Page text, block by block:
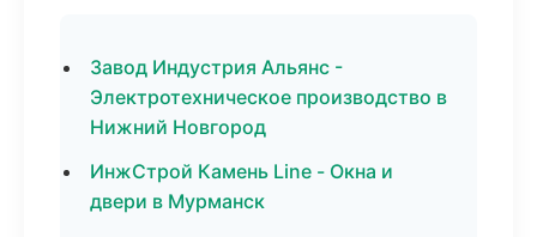
Завод Индустрия Альянс -
Электротехническое производство в
Нижний Новгород
ИнжСтрой Камень Line - Окна и
двери в Мурманск